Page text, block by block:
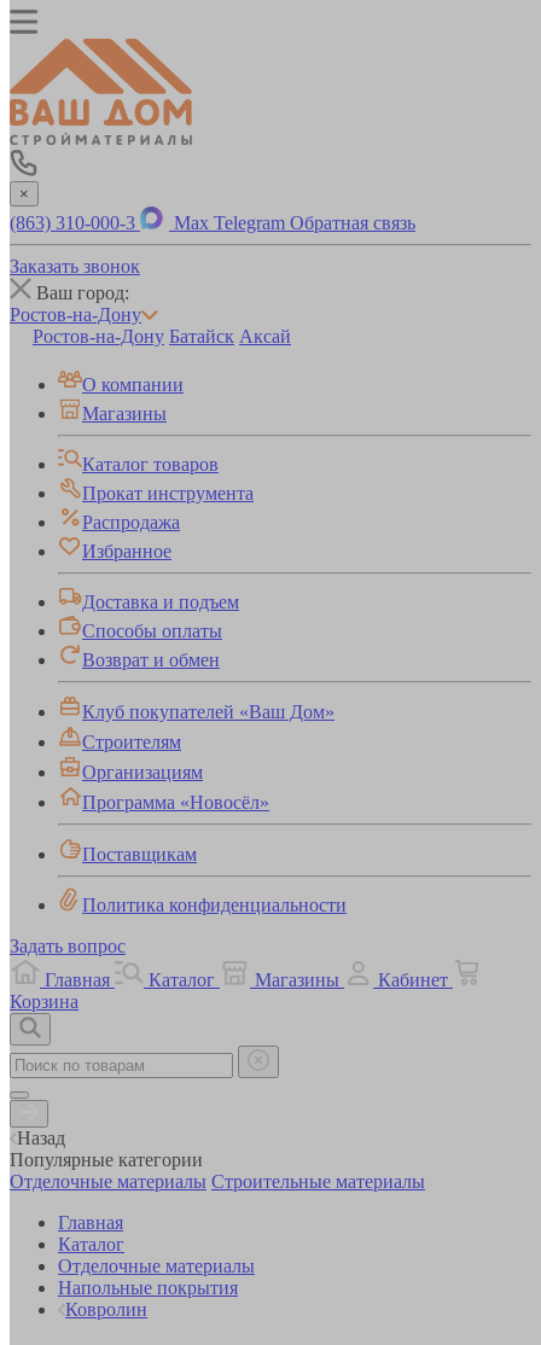
×
(863) 310-000-3 Max Telegram Обратная связь
Заказать звонок
Ваш город:
Ростов-на-Дону
Ростов-на-Дону Батайск Аксай
О компании
Магазины
Каталог товаров
Прокат инструмента
Распродажа
Избранное
Доставка и подъем
Способы оплаты
Возврат и обмен
Клуб покупателей «Ваш Дом»
Строителям
Организациям
Программа «Новосёл»
Поставщикам
Политика конфиденциальности
Задать вопрос
Главная
Каталог Магазины
Кабинет
Корзина
Назад
Популярные категории
Отделочные материалы Строительные материалы
Главная
Каталог
Отделочные материалы
Напольные покрытия
Ковролин